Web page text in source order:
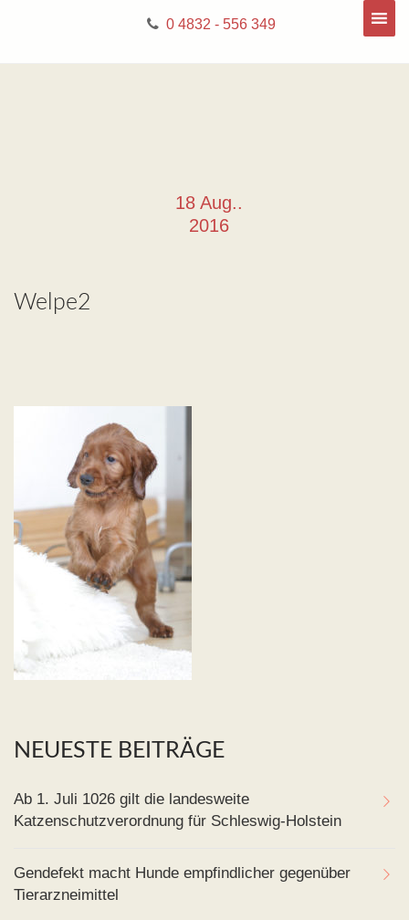
0 4832 - 556 349
18 Aug..
2016
Welpe2
NEUESTE BEITRÄGE
Ab 1. Juli 1026 gilt die landesweite
Katzenschutzverordnung für Schleswig-Holstein
Gendefekt macht Hunde empfindlicher gegenüber
Tierarzneimittel